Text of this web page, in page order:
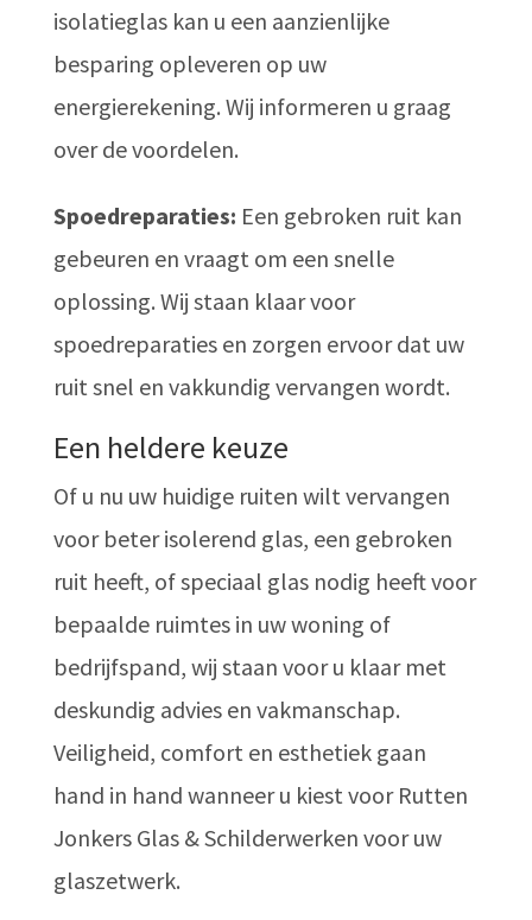
isolatieglas kan u een aanzienlijke
besparing opleveren op uw
energierekening. Wij informeren u graag
over de voordelen.
Spoedreparaties: Een gebroken ruit kan
gebeuren en vraagt om een snelle
oplossing. Wij staan klaar voor
spoedreparaties en zorgen ervoor dat uw
ruit snel en vakkundig vervangen wordt.
Een heldere keuze
Of u nu uw huidige ruiten wilt vervangen
voor beter isolerend glas, een gebroken
ruit heeft, of speciaal glas nodig heeft voor
bepaalde ruimtes in uw woning of
bedrijfspand, wij staan voor u klaar met
deskundig advies en vakmanschap.
Veiligheid, comfort en esthetiek gaan
hand in hand wanneer u kiest voor Rutten
Jonkers Glas & Schilderwerken voor uw
glaszetwerk.